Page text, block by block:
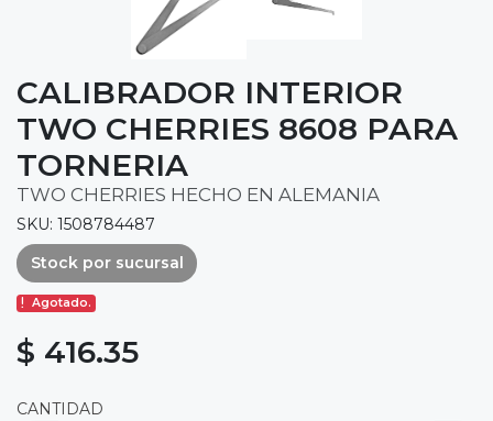
CALIBRADOR INTERIOR
TWO CHERRIES 8608 PARA
TORNERIA
TWO CHERRIES HECHO EN ALEMANIA
SKU: 1508784487
Stock por sucursal
Agotado.
$ 416.35
CANTIDAD